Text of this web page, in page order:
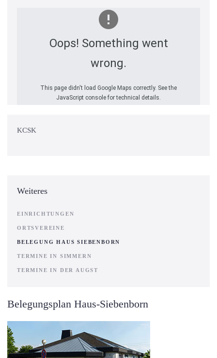
Oops! Something went
wrong.
This page didn't load Google Maps correctly. See the
JavaScript console for technical details.
KCSK
Weiteres
EINRICHTUNGEN
ORTSVEREINE
BELEGUNG HAUS SIEBENBORN
TERMINE IN SIMMERN
TERMINE IN DER AUGST
Belegungsplan Haus-Siebenborn